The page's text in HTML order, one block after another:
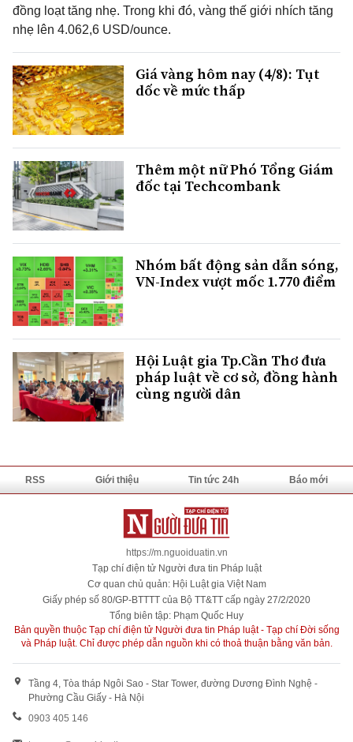
đồng loạt tăng nhẹ. Trong khi đó, vàng thế giới nhích tăng
nhẹ lên 4.062,6 USD/ounce.
Giá vàng hôm nay (4/8): Tụt
dốc về mức thấp
Thêm một nữ Phó Tổng Giám
đốc tại Techcombank
Nhóm bất động sản dẫn sóng,
VN-Index vượt mốc 1.770 điểm
Hội Luật gia Tp.Cần Thơ đưa
pháp luật về cơ sở, đồng hành
cùng người dân
RSS Giới thiệu Tin tức 24h Báo mới
https://m.nguoiduatin.vn
Tạp chí điện tử Người đưa tin Pháp luật
Cơ quan chủ quản: Hội Luật gia Việt Nam
Giấy phép số 80/GP-BTTTT của Bộ TT&TT cấp ngày 27/2/2020
Tổng biên tập: Phạm Quốc Huy
Bản quyền thuộc Tạp chí điện tử Người đưa tin Pháp luật - Tạp chí Đời sống
và Pháp luật. Chỉ được phép dẫn nguồn khi có thoả thuận bằng văn bản.
Tầng 4, Tòa tháp Ngôi Sao - Star Tower, đường Dương Đình Nghệ -
Phường Cầu Giấy - Hà Nội
0903 405 146